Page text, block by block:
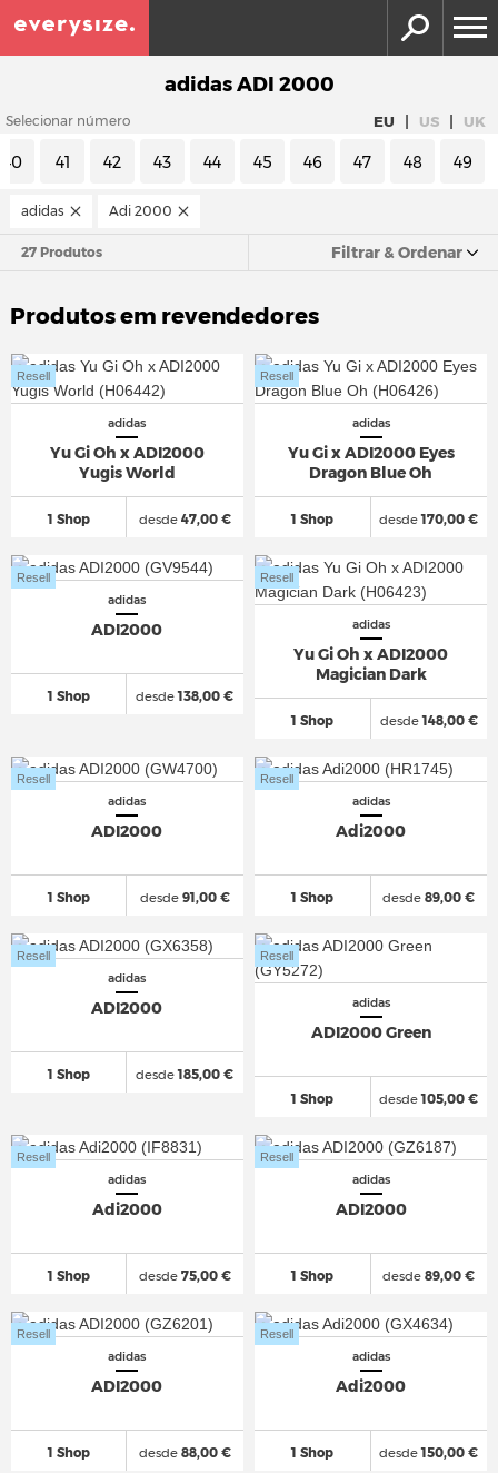
adidas ADI 2000
Selecionar número EU | US | UK
40 41 42 43 44 45 46 47 48 49
adidas Adi 2000
27 Produtos Filtrar & Ordenar
Produtos em revendedores
adidas
Yu Gi Oh x ADI2000
Yugis World
1 Shop
Resell
desde47,00 €
adidas
Yu Gi x ADI2000 Eyes
Dragon Blue Oh
1 Shop
Resell
desde170,00 €
adidas
ADI2000
1 Shop
Resell
desde138,00 €
adidas
Yu Gi Oh x ADI2000
Magician Dark
1 Shop
Resell
desde148,00 €
adidas
ADI2000
1 Shop
Resell
desde91,00 €
adidas
Adi2000
1 Shop
Resell
desde 89,00 €
adidas
ADI2000
1 Shop
Resell
desde185,00 €
adidas
ADI2000 Green
1 Shop
Resell
desde105,00 €
adidas
Adi2000
1 Shop
Resell
desde75,00 €
adidas
ADI2000
1 Shop
Resell
desde 89,00 €
adidas
ADI2000
1 Shop
Resell
desde88,00 €
adidas
Adi2000
1 Shop
Resell
desde150,00 €